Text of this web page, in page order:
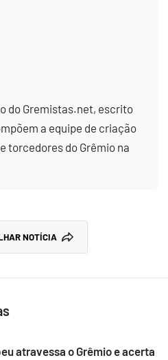
do Gremistas.net, escrito
a equipe de criação
torcedores do Grêmio na
NOTÍCIA
atravessa o Grêmio e acerta